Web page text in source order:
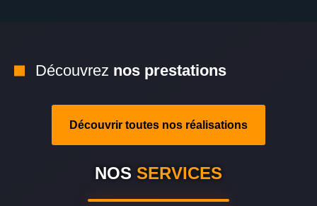
Découvrez nos prestations
Découvrir toutes nos réalisations
NOS SERVICES